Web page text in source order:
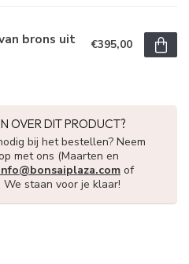
brons uit €395,00
OVER DIT PRODUCT?
bij het bestellen? Neem
met ons (Maarten en
of
We staan voor je klaar!